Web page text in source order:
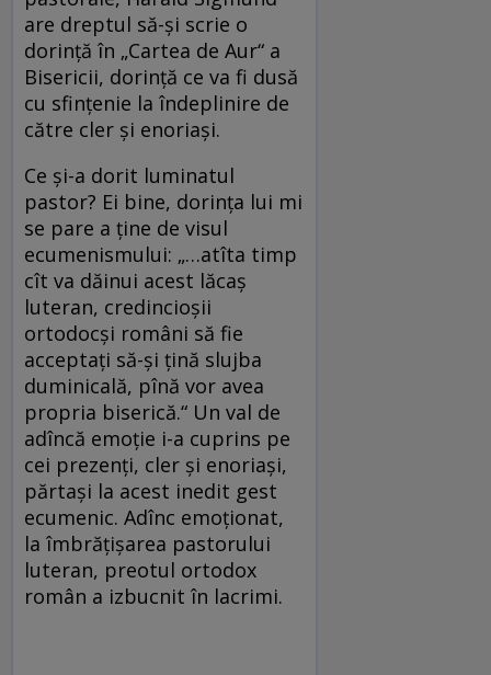
are dreptul să-şi scrie o
dorinţă în „Cartea de Aur“ a
Bisericii, dorinţă ce va fi dusă
cu sfinţenie la îndeplinire de
către cler şi enoriaşi.
Ce şi-a dorit luminatul
pastor? Ei bine, dorinţa lui mi
se pare a ţine de visul
ecumenismului: „…atîta timp
cît va dăinui acest lăcaş
luteran, credincioşii
ortodocşi români să fie
acceptaţi să-şi ţină slujba
duminicală, pînă vor avea
propria biserică.“ Un val de
adîncă emoţie i-a cuprins pe
cei prezenţi, cler și enoriași,
părtași la acest inedit gest
ecumenic. Adînc emo­ţionat,
la îmbrăţişarea pastorului
luteran, preotul ortodox
român a izbucnit în lacrimi.